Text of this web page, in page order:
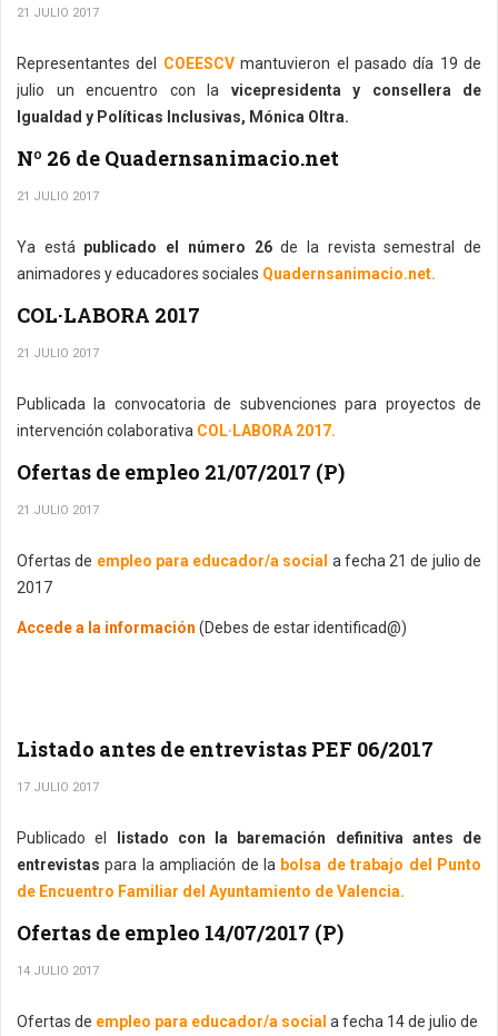
21 JULIO 2017
Representantes del COEESCV mantuvieron el pasado día 19 de
julio un encuentro con la vicepresidenta y consellera de
Igualdad y Políticas Inclusivas, Mónica Oltra.
Nº 26 de Quadernsanimacio.net
21 JULIO 2017
Ya está publicado el número 26de la revista semestral de
animadores y educadores sociales Quadernsanimacio.net.
COL·LABORA 2017
21 JULIO 2017
Publicada la convocatoria de subvenciones para proyectos de
intervención colaborativa COL·LABORA 2017.
Ofertas de empleo 21/07/2017 (P)
21 JULIO 2017
Ofertas de empleo para educador/a social a fecha 21 de julio de
2017
Accede a la información (Debes de estar identificad@)
Listado antes de entrevistas PEF 06/2017
17 JULIO 2017
Publicado el
listado con la baremación definitiva antes de
entrevistaspara la ampliación de la bolsa de trabajo del Punto
de Encuentro Familiar del Ayuntamiento de Valencia.
Ofertas de empleo 14/07/2017 (P)
14 JULIO 2017
Ofertas de empleo para educador/a social a fecha 14 de julio de